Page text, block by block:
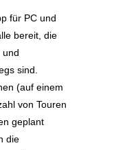
für PC und
bereit, die
und
sind.
(auf einem
von Touren
geplant
die